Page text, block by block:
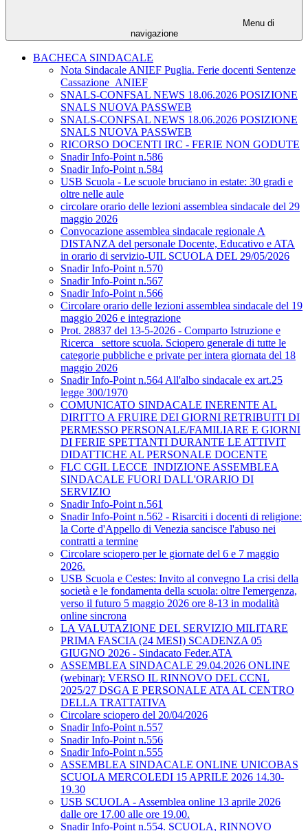
Menu di
navigazione
BACHECA SINDACALE
Nota Sindacale ANIEF Puglia. Ferie docenti Sentenze
Cassazione_ANIEF
SNALS-CONFSAL NEWS 18.06.2026 POSIZIONE
SNALS NUOVA PASSWEB
SNALS-CONFSAL NEWS 18.06.2026 POSIZIONE
SNALS NUOVA PASSWEB
RICORSO DOCENTI IRC - FERIE NON GODUTE
Snadir Info-Point n.586
Snadir Info-Point n.584
USB Scuola - Le scuole bruciano in estate: 30 gradi e
oltre nelle aule
circolare orario delle lezioni assemblea sindacale del 29
maggio 2026
Convocazione assemblea sindacale regionale A
DISTANZA del personale Docente, Educativo e ATA
in orario di servizio-UIL SCUOLA DEL 29/05/2026
Snadir Info-Point n.570
Snadir Info-Point n.567
Snadir Info-Point n.566
Circolare orario delle lezioni assemblea sindacale del 19
maggio 2026 e integrazione
Prot. 28837 del 13-5-2026 - Comparto Istruzione e
Ricerca_ settore scuola. Sciopero generale di tutte le
categorie pubbliche e private per intera giornata del 18
maggio 2026
Snadir Info-Point n.564 All'albo sindacale ex art.25
legge 300/1970
COMUNICATO SINDACALE INERENTE AL
DIRITTO A FRUIRE DEI GIORNI RETRIBUITI DI
PERMESSO PERSONALE/FAMILIARE E GIORNI
DI FERIE SPETTANTI DURANTE LE ATTIVIT
DIDATTICHE AL PERSONALE DOCENTE
FLC CGIL LECCE_INDIZIONE ASSEMBLEA
SINDACALE FUORI DALL'ORARIO DI
SERVIZIO
Snadir Info-Point n.561
Snadir Info-Point n.562 - Risarciti i docenti di religione:
la Corte d'Appello di Venezia sancisce l'abuso nei
contratti a termine
Circolare sciopero per le giornate del 6 e 7 maggio
2026.
USB Scuola e Cestes: Invito al convegno La crisi della
società e le fondamenta della scuola: oltre l'emergenza,
verso il futuro 5 maggio 2026 ore 8-13 in modalità
online sincrona
LA VALUTAZIONE DEL SERVIZIO MILITARE
PRIMA FASCIA (24 MESI) SCADENZA 05
GIUGNO 2026 - Sindacato Feder.ATA
ASSEMBLEA SINDACALE 29.04.2026 ONLINE
(webinar): VERSO IL RINNOVO DEL CCNL
2025/27 DSGA E PERSONALE ATA AL CENTRO
DELLA TRATTATIVA
Circolare sciopero del 20/04/2026
Snadir Info-Point n.557
Snadir Info-Point n.556
Snadir Info-Point n.555
ASSEMBLEA SINDACALE ONLINE UNICOBAS
SCUOLA MERCOLEDI 15 APRILE 2026 14.30-
19.30
USB SCUOLA - Assemblea online 13 aprile 2026
dalle ore 17.00 alle ore 19.00.
Snadir Info-Point n.554. SCUOLA, RINNOVO